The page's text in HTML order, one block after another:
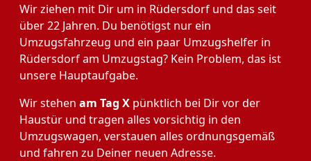
Wir ziehen mit Dir um in Rüdersdorf und das seit
über 22 Jahren. Du benötigst nur ein
Umzugsfahrzeug und ein paar Umzugshelfer in
Rüdersdorf am Umzugstag? Kein Problem, das ist
unsere Hauptaufgabe.
Wir stehen am Tag X pünktlich bei Dir vor der
Haustür und tragen alles vorsichtig in den
Umzugswagen, verstauen alles ordnungsgemäß
und fahren zu Deiner neuen Adresse.